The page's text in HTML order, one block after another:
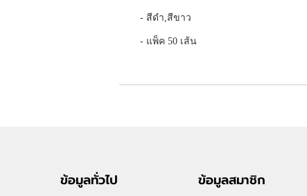
- สีดำ,สีขาว
- แพ็ค 50 เส้น
ข้อมูลทั่วไป ข้อมูลสมาชิก